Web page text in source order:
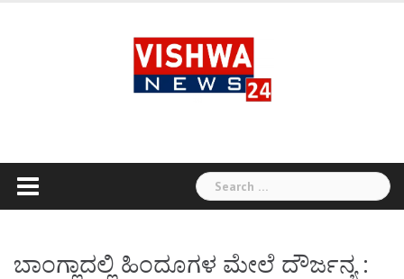
Search
for:
ಬಾಂಗ್ಲಾದಲ್ಲಿ ಹಿಂದೂಗಳ ಮೇಲೆ ದೌರ್ಜನ್ಯ :